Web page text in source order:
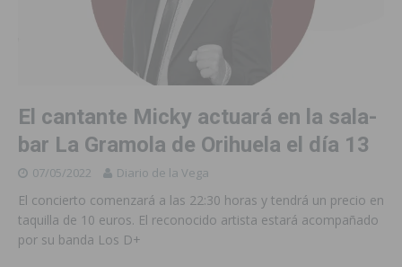
El cantante Micky actuará en la sala-
bar La Gramola de Orihuela el día 13
07/05/2022 Diario de la Vega
El concierto comenzará a las 22:30 horas y tendrá un precio en
taquilla de 10 euros. El reconocido artista estará acompañado
por su banda Los D+